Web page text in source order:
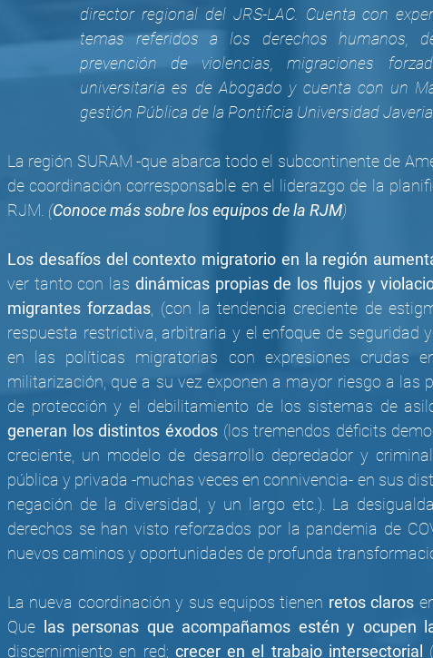
director regional del JRS-LAC. Cuenta con
temas referidos a los derechos humanos,
prevención de violencias, migraciones
universitaria es de Abogado y cuenta con un
gestión Pública de la Pontificia Universidad
La región SURAM -que abarca todo el subcontinente de
de coordinación corresponsable en el liderazgo de la
RJM. (Conoce más sobre los equipos de la RJM)
Los desafíos del contexto migratorio en la región
ver tanto con las dinámicas propias de los flujos y
migrantes forzadas , (con la tendencia creciente de
respuesta restrictiva, arbitraria y el enfoque de seguridad
en las políticas migratorias con expresiones crudas
militarización, que a su vez exponen a mayor riesgo a las
de protección y el debilitamiento de los sistemas de
generan los distintos éxodos (los tremendos déficits
creciente, un modelo de desarrollo depredador y
pública y privada -muchas veces en connivencia- en sus
negación de la diversidad, y un largo etc.). La
derechos se han visto reforzados por la pandemia de
nuevos caminos y oportunidades de profunda
La nueva coordinación y sus equipos tienen retos claros
Que
las personas que acompañamos estén y ocupen
discernimiento en red; crecer en el trabajo intersectorial